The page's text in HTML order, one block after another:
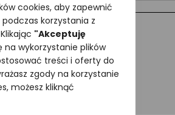
cookies, aby zapewnić
korzystania z
"Akceptuję
na wykorzystanie plików
treści i oferty do
zgody na korzystanie
możesz kliknąć